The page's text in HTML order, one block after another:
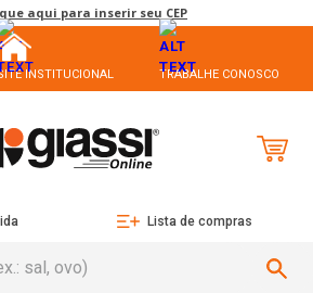
aqui para inserir seu CEP
INSTITUCIONAL TRABALHE CONOSCO
Lista de compras